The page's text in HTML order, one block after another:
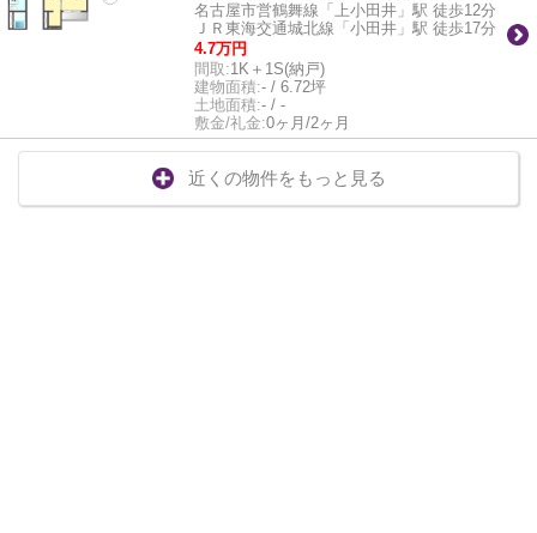
名古屋市営鶴舞線「上小田井」駅 徒歩12分
ＪＲ東海交通城北線「小田井」駅 徒歩17分
4.7万円
間取:1K＋1S(納戸)
建物面積:- / 6.72坪
土地面積:- / -
敷金/礼金:0ヶ月/2ヶ月
近くの物件をもっと見る